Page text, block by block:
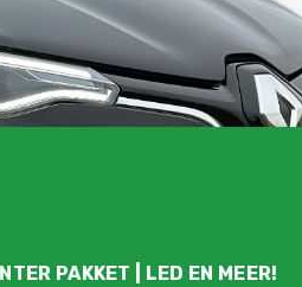
PAKKET | LED EN MEER!